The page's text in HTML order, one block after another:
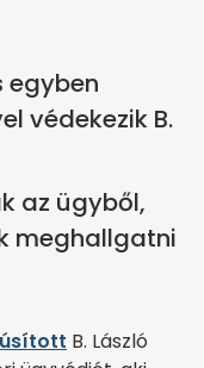
egyben
védekezik B.
az ügyből,
meghallgatni
B. László